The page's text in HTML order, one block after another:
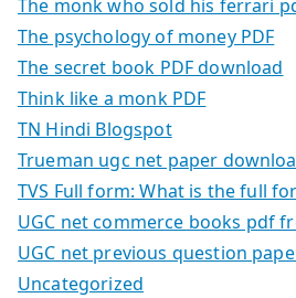
The monk who sold his ferrari
The psychology of money PDF
The secret book PDF download
Think like a monk PDF
TN Hindi Blogspot
Trueman ugc net paper
TVS Full form: What is the full
UGC net commerce books pdf
UGC net previous question
Uncategorized